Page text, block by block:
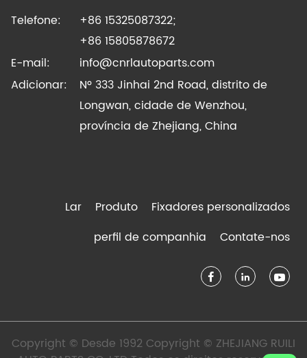
Telefone:
+86 15325087322;
+86 15805878672
E-mail:
info@cnrlautoparts.com
Adicionar:
Nº 333 Jinhai 2nd Road, distrito de
Longwan, cidade de Wenzhou,
província de Zhejiang, China
Lar Produto
Fixadores personalizados
perfil de companhia
Contate-nos
Copyright © Desde 1992 Copyright © ZHEJIANG RUILI